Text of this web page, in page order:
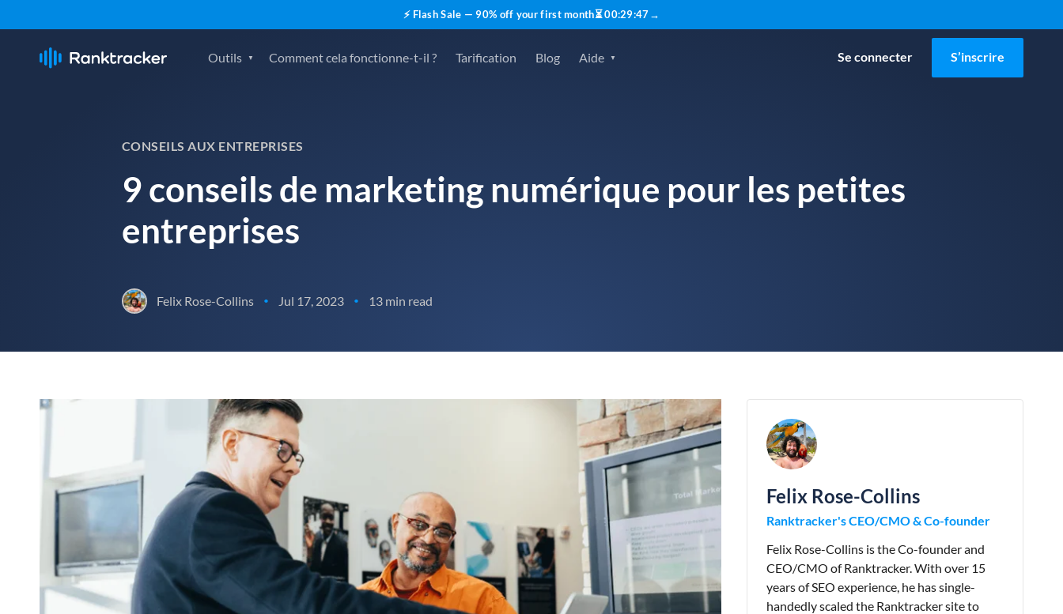
⚡ Flash Sale — 90% off your first month⏳00:29:45→
Outils Comment cela fonctionne-t-il ? Tarification Blog Aide Se connecter S’inscrire
CONSEILS AUX ENTREPRISES
9 conseils de marketing numérique pour les petites
entreprises
Felix Rose-Collins • Jul 17, 2023 • 13 min read
Felix Rose-Collins
Ranktracker's CEO/CMO & Co-founder
Felix Rose-Collins is the Co-founder and
CEO/CMO of Ranktracker. With over 15
years of SEO experience, he has single-
handedly scaled the Ranktracker site to